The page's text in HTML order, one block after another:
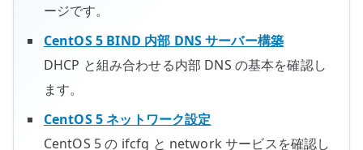
ージです。
CentOS 5 BIND 内部 DNS サーバー構築
DHCP と組み合わせる内部 DNS の基本を確認し
ます。
CentOS 5 ネットワーク設定
CentOS 5 の ifcfg と network サービスを確認し